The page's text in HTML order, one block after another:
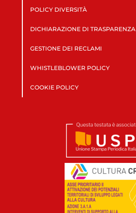
POLICY DIVERSITÀ
DICHIARAZIONE DI TRASPARENZA
GESTIONE DEI RECLAMI
WHISTLEBLOWER POLICY
COOKIE POLICY